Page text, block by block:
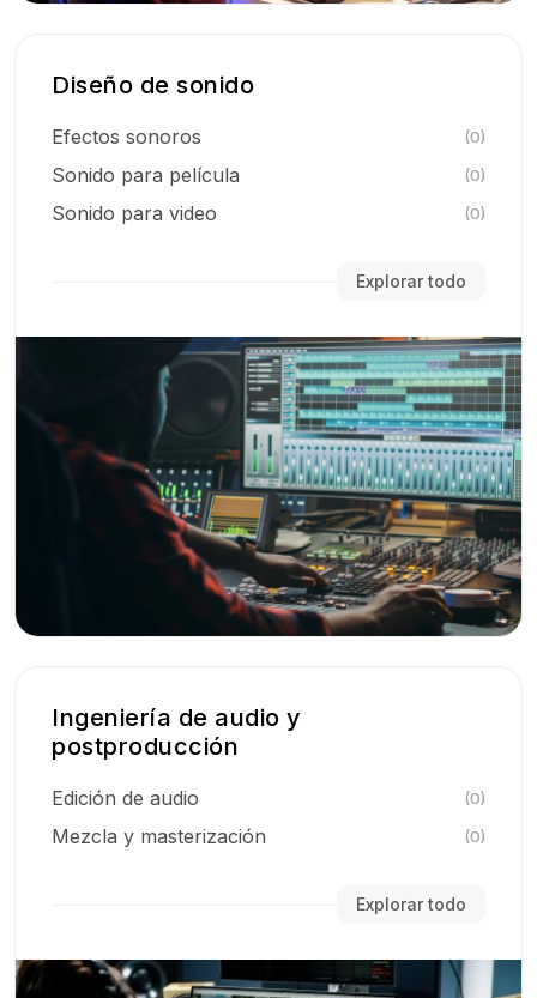
Diseño de sonido
Efectos sonoros (0)
Sonido para película (0)
Sonido para video (0)
Explorar todo
Ingeniería de audio y
postproducción
Edición de audio (0)
Mezcla y masterización (0)
Explorar todo